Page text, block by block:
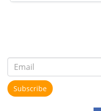
Subscribe